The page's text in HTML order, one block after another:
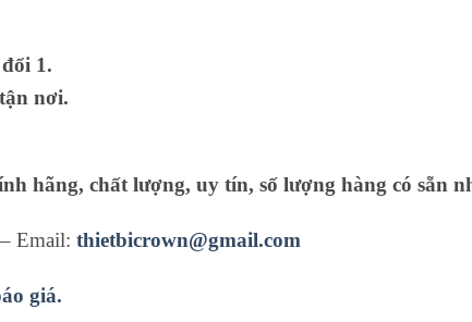
1.
nơi.
hãng, chất lượng, uy tín, số lượng hàng có sẵn
– Email: thietbicrown@gmail.com
giá.